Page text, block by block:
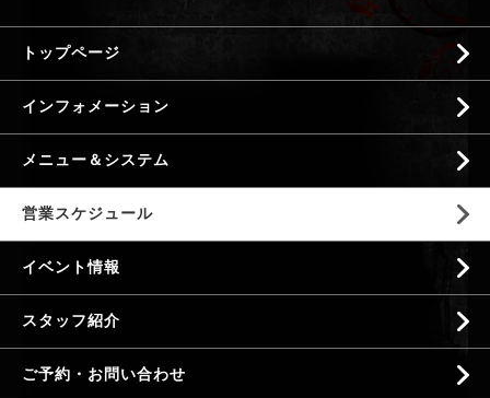
トップページ
インフォメーション
メニュー＆システム
営業スケジュール
イベント情報
スタッフ紹介
ご予約・お問い合わせ